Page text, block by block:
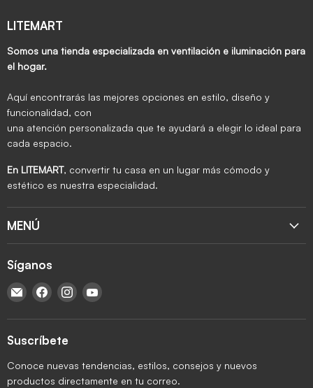
LITEMART
Somos una tienda especializada en ventilación e iluminación para
el hogar.
Aquí encontrarás las mejores opciones en estilo, diseño y
funcionalidad, con
una atención personalizada que te ayudará a elegir lo ideal para
cada espacio.
En LITEMART, convertir tu casa en un lugar más cómodo y
estético es nuestra especialidad.
MENÚ
Síganos
Encuéntrenos en Correo electrónico
Encuéntrenos en Facebook
Encuéntrenos en Instagram
Suscríbete
Conoce nuevas tendencias, estilos, consejos y nuevos
productos directamente en tu correo.